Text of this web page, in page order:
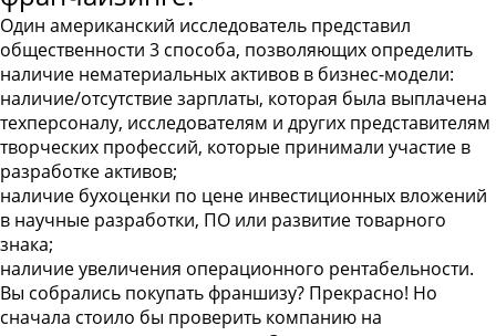
Один американский исследователь представил
общественности 3 способа, позволяющих определить
наличие нематериальных активов в бизнес-модели:
наличие/отсутствие зарплаты, которая была выплачена
техперсоналу, исследователям и других представителям
творческих профессий, которые принимали участие в
разработке активов;
наличие бухоценки по цене инвестиционных вложений
в научные разработки, ПО или развитие товарного
знака;
наличие увеличения операционного рентабельности.
Вы собрались покупать франшизу? Прекрасно! Но
сначала стоило бы проверить компанию на